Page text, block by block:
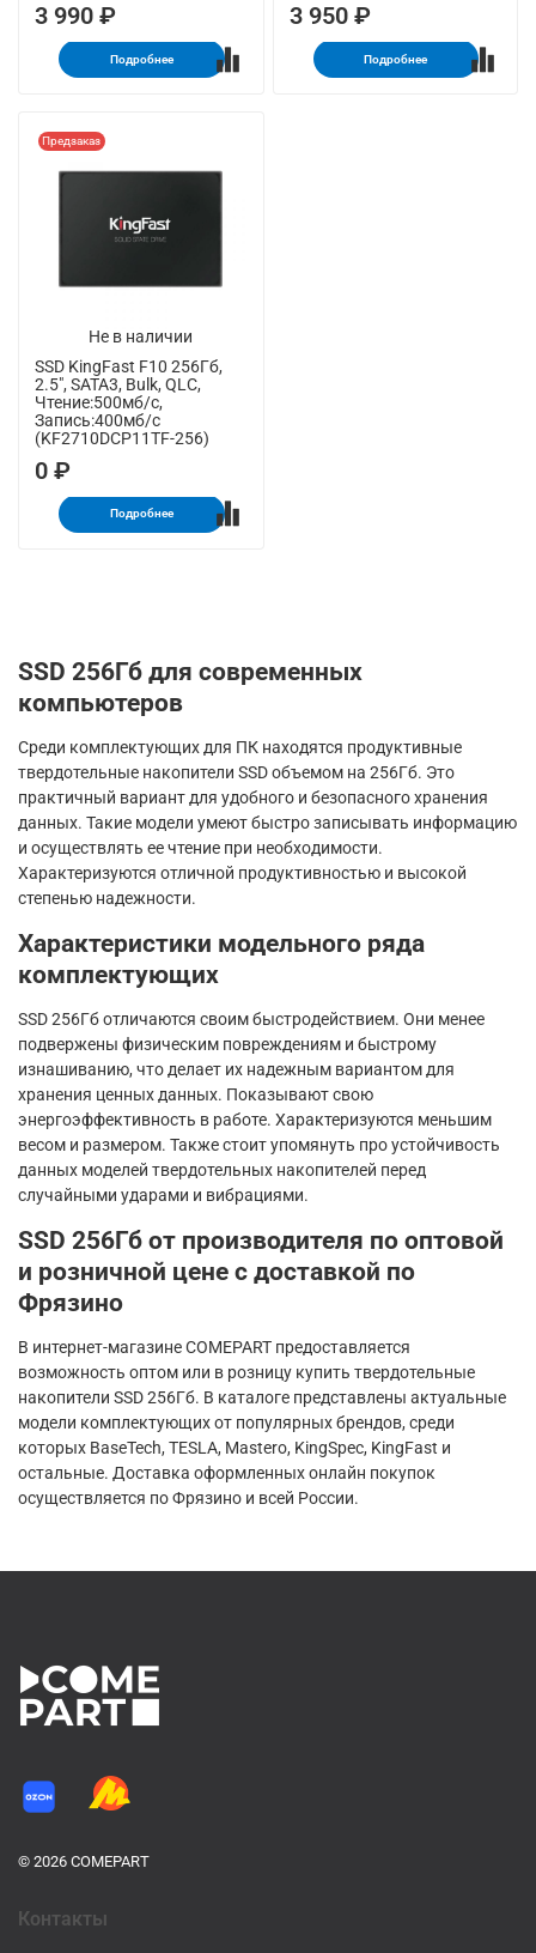
3 990 ₽
Подробнее
3 950 ₽
Подробнее
Не в наличии
Предзаказ
SSD KingFast F10 256Гб,
2.5", SATA3, Bulk, QLC,
Чтение:500мб/с,
Запись:400мб/с
(KF2710DCP11TF-256)
0 ₽
Подробнее
SSD 256Гб для современных
компьютеров
Среди комплектующих для ПК находятся продуктивные
твердотельные накопители SSD объемом на 256Гб. Это
практичный вариант для удобного и безопасного хранения
данных. Такие модели умеют быстро записывать информацию
и осуществлять ее чтение при необходимости.
Характеризуются отличной продуктивностью и высокой
степенью надежности.
Характеристики модельного ряда
комплектующих
SSD 256Гб отличаются своим быстродействием. Они менее
подвержены физическим повреждениям и быстрому
изнашиванию, что делает их надежным вариантом для
хранения ценных данных. Показывают свою
энергоэффективность в работе. Характеризуются меньшим
весом и размером. Также стоит упомянуть про устойчивость
данных моделей твердотельных накопителей перед
случайными ударами и вибрациями.
SSD 256Гб от производителя по оптовой
и розничной цене с доставкой по
Фрязино
В интернет-магазине COMEPART предоставляется
возможность оптом или в розницу купить твердотельные
накопители SSD 256Гб. В каталоге представлены актуальные
модели комплектующих от популярных брендов, среди
которых BaseTech, TESLA, Mastero, KingSpec, KingFast и
остальные. Доставка оформленных онлайн покупок
осуществляется по Фрязино и всей России.
© 2026 COMEPART
Контакты